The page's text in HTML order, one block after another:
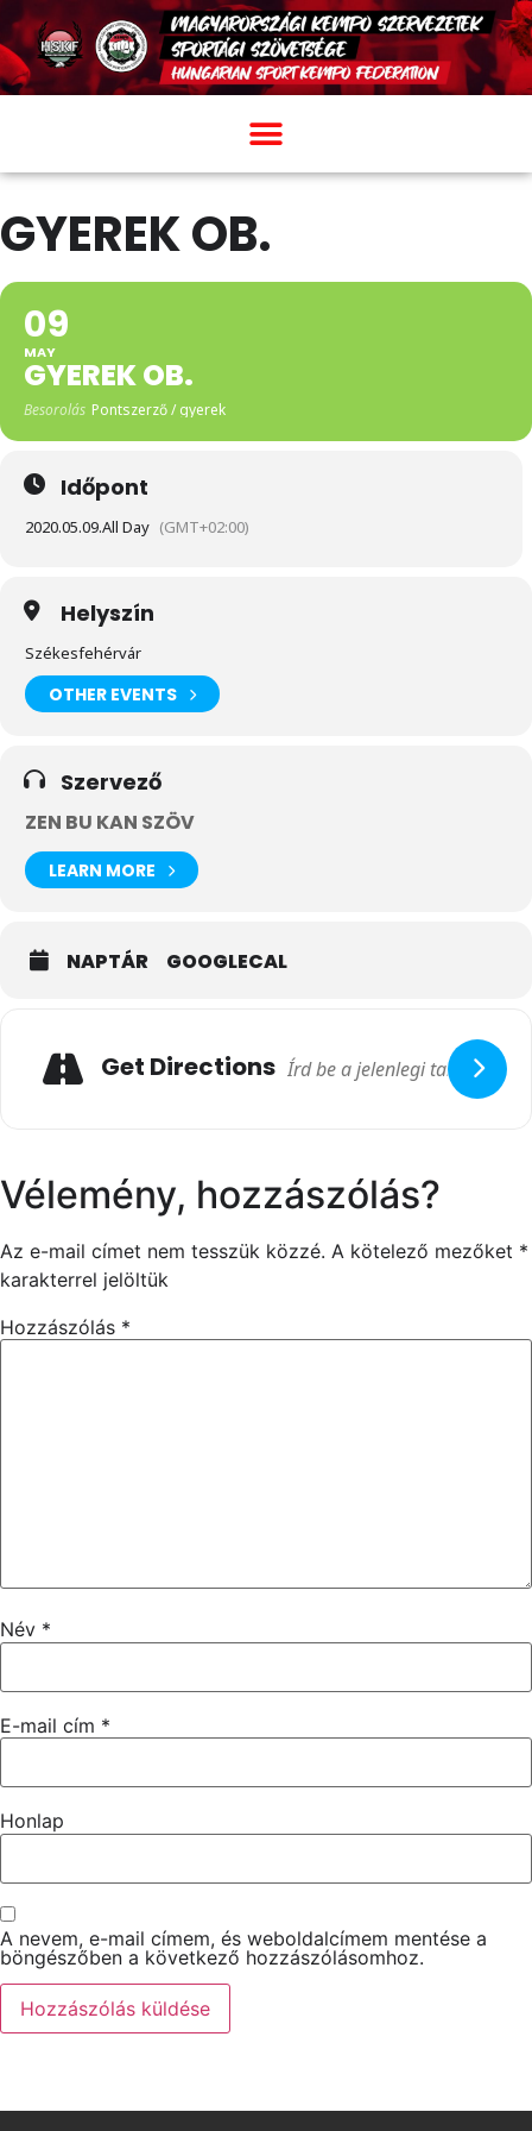
GYEREK OB.
09
MAY
GYEREK OB.
Besorolás Pontszerző / gyerek
Időpont
2020.05.09.All Day (GMT+02:00)
Helyszín
Székesfehérvár
OTHER EVENTS
Szervező
ZEN BU KAN SZÖV
LEARN MORE
NAPTÁR GOOGLECAL
Get Directions
Vélemény, hozzászólás?
Az e-mail címet nem tesszük közzé. A kötelező mezőket *
karakterrel jelöltük
Hozzászólás *
Név *
E-mail cím *
Honlap
A nevem, e-mail címem, és weboldalcímem mentése a
böngészőben a következő hozzászólásomhoz.